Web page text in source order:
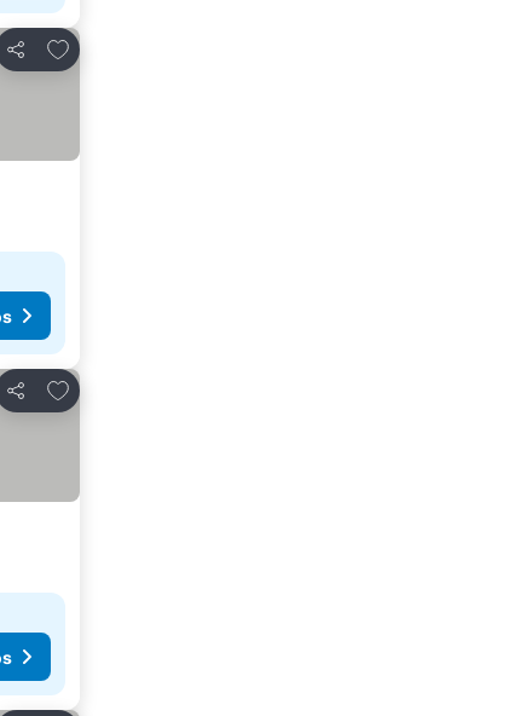
Partilhar
Adicionar aos favoritos
Partilhar
Adicionar aos favoritos